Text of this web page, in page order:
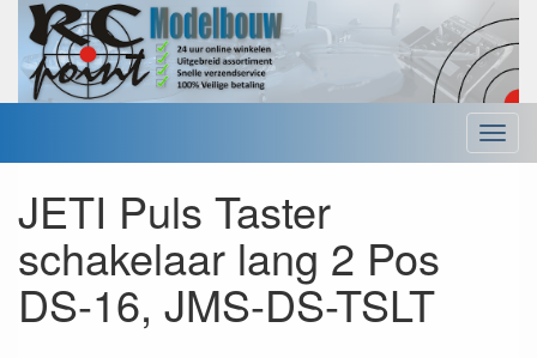
Menu
JETI Puls Taster
schakelaar lang 2 Pos
DS-16, JMS-DS-TSLT